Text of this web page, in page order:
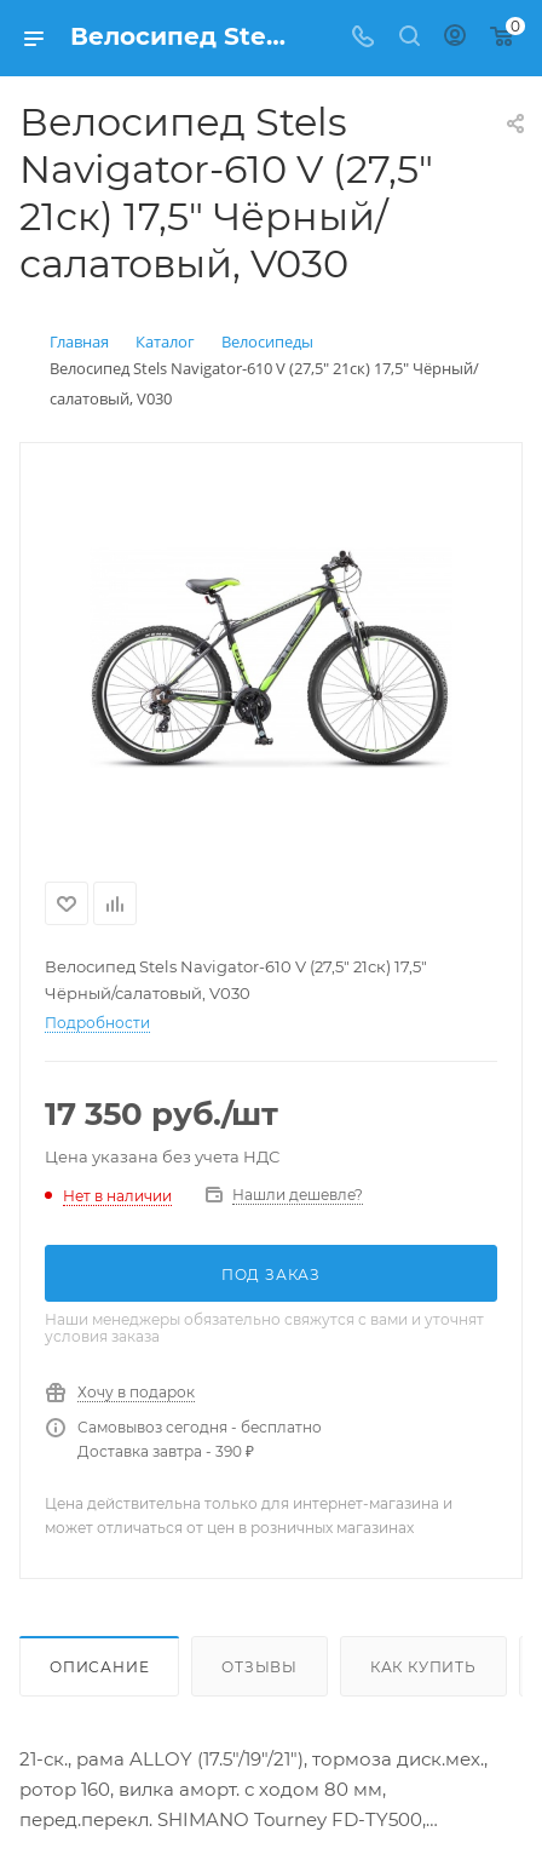
Велосипед Stels Navigator-610 V (27,5" 21ск) 17,5" Чёрный/салатовый, V030 купить: цена 17 350 рублей в Балашихе | Интернет магазин Вело150 0
Велосипед Stels
Navigator-610 V (27,5"
21ск) 17,5" Чёрный/
салатовый, V030
Главная Каталог
Велосипеды
Велосипед Stels Navigator-610 V (27,5" 21ск) 17,5" Чёрный/
салатовый, V030
Велосипед Stels Navigator-610 V (27,5" 21ск) 17,5"
Чёрный/салатовый, V030
Подробности
17 350 руб./шт
Цена указана без учета НДС
Нет в наличии Нашли дешевле?
ПОД ЗАКАЗ
Наши менеджеры обязательно свяжутся с вами и уточнят
условия заказа
Хочу в подарок
Самовывоз сегодня - бесплатно
Доставка завтра - 390 ₽
Цена действительна только для интернет-магазина и
может отличаться от цен в розничных магазинах
ОПИСАНИЕ ОТЗЫВЫ КАК КУПИТЬ
21-ск., рама ALLOY (17.5"/19"/21"), тормоза диск.мех.,
ротор 160, вилка аморт. с ходом 80 мм,
перед.перекл. SHIMANO Tourney FD-TY500,